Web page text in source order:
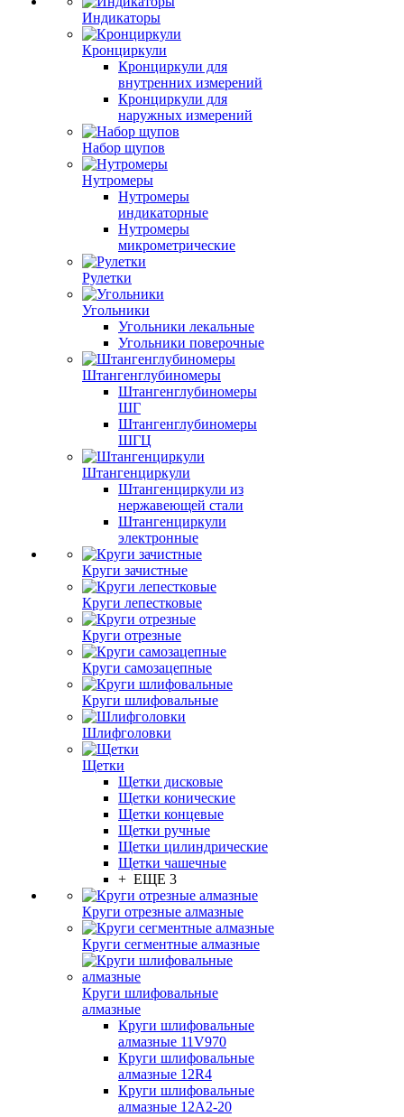
Индикаторы
Кронциркули
Кронциркули для
внутренних измерений
Кронциркули для
наружных измерений
Набор щупов
Нутромеры
Нутромеры
индикаторные
Нутромеры
микрометрические
Рулетки
Угольники
Угольники лекальные
Угольники поверочные
Штангенглубиномеры
Штангенглубиномеры
ШГ
Штангенглубиномеры
ШГЦ
Штангенциркули
Штангенциркули из
нержавеющей стали
Штангенциркули
электронные
Круги зачистные
Круги лепестковые
Круги отрезные
Круги самозацепные
Круги шлифовальные
Шлифголовки
Щетки
Щетки дисковые
Щетки конические
Щетки концевые
Щетки ручные
Щетки цилиндрические
Щетки чашечные
+ ЕЩЕ 3
Круги отрезные алмазные
Круги сегментные алмазные
Круги шлифовальные
алмазные
Круги шлифовальные
алмазные 11V970
Круги шлифовальные
алмазные 12R4
Круги шлифовальные
алмазные 12А2-20